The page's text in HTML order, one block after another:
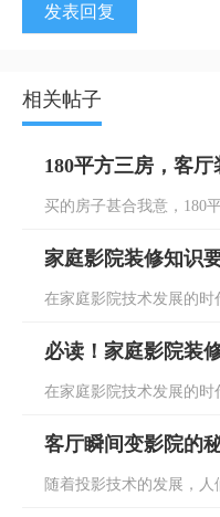
发表回复
相关帖子
180平方三房，客厅
买的房子甚合我意，180
家庭影院装修知识
在家庭影院技术发展的
必读！家庭影院装
在家庭影院技术发展的
客厅瞬间变影院的
随着投影技术的发展，